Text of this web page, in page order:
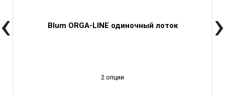
Blum ORGA-LINE одиночный лоток
2 опции
‹ ›